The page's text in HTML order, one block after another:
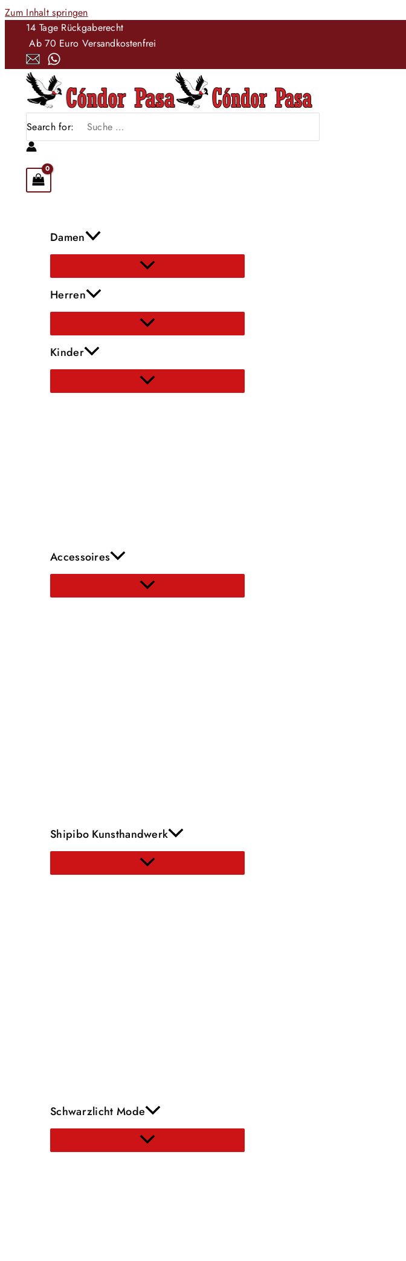
Zum Inhalt springen
14 Tage Rückgaberecht
Ab 70 Euro Versandkostenfrei
Search for:
Damen
Herren
Kinder
Accessoires
Shipibo Kunsthandwerk
Schwarzlicht Mode